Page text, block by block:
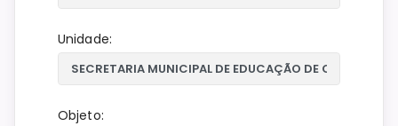
Unidade:
Objeto: